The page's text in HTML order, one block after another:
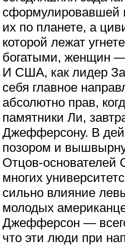
сформулировавшей
их по планете, а
которой лежат
богатыми, женщин
И США, как лидер
себя главное
абсолютно прав,
памятники Ли,
Джефферсону. В
позором и
Отцов-основателей
многих
сильно влияние
молодых
Джефферсон —
что эти люди при